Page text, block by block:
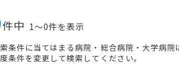
件中 1〜0件を表示
条件に当てはまる病院・総合病院・大学病
条件を変更して検索してください。